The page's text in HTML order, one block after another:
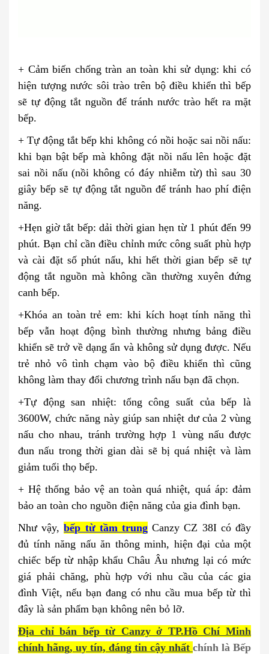
+ Cảm biến chống tràn an toàn khi sử dụng: khi có
hiện tượng nước sôi trào trên bộ điều khiển thì bếp
sẽ tự động tắt nguồn để tránh nước trào hết ra mặt
bếp.
+ Tự động tắt bếp khi không có nồi hoặc sai nồi nấu:
khi bạn bật bếp mà không đặt nồi nấu lên hoặc đặt
sai nồi nấu (nồi không có đáy nhiễm từ) thì sau 30
giây bếp sẽ tự động tắt nguồn để tránh hao phí điện
năng.
+Hẹn giờ tắt bếp: dải thời gian hẹn từ 1 phút đến 99
phút. Bạn chỉ cần điều chỉnh mức công suất phù hợp
và cài đặt số phút nấu, khi hết thời gian bếp sẽ tự
động tắt nguồn mà không cần thường xuyên đứng
canh bếp.
+Khóa an toàn trẻ em: khi kích hoạt tính năng thì
bếp vẫn hoạt động bình thường nhưng bảng điều
khiển sẽ trở về dạng ẩn và không sử dụng được. Nếu
trẻ nhỏ vô tình chạm vào bộ điều khiển thì cũng
không làm thay đổi chương trình nấu bạn đã chọn.
+Tự động san nhiệt: tổng công suất của bếp là
3600W, chức năng này giúp san nhiệt dư của 2 vùng
nấu cho nhau, tránh trường hợp 1 vùng nấu được
đun nấu trong thời gian dài sẽ bị quá nhiệt và làm
giảm tuổi thọ bếp.
+ Hệ thống bảo vệ an toàn quá nhiệt, quá áp: đảm
bảo an toàn cho nguồn điện năng của gia đình bạn.
Như vậy,bếp từ tầm trung Canzy CZ 38I có đầy
đủ tính năng nấu ăn thông minh, hiện đại của một
chiếc bếp từ nhập khẩu Châu Âu nhưng lại có mức
giá phải chăng, phù hợp với nhu cầu của các gia
đình Việt, nếu bạn đang có nhu cầu mua bếp từ thì
đây là sản phẩm bạn không nên bỏ lỡ.
Địa chỉ bán bếp từ Canzy ở TP.Hồ Chí Minh
chính hãng, uy tín, đáng tin cậy nhất chính là Bếp